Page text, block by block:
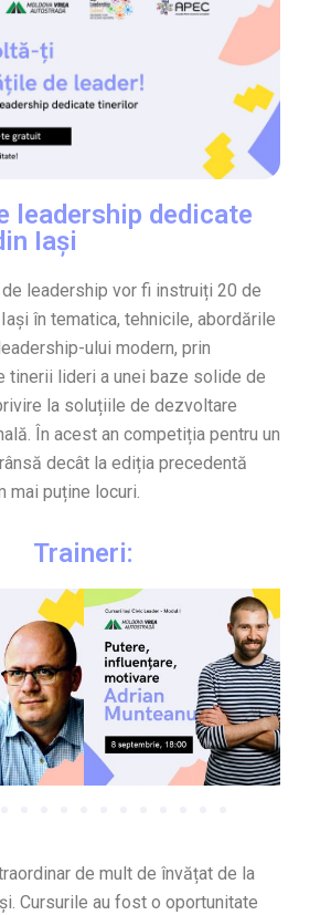
leadership dedicate
Iași
de leadership vor fi instruiți 20 de
în tematica, tehnicile, abordările
ului modern, prin
tinerii lideri a unei baze solide de
la soluțiile de dezvoltare
În acest an competiția pentru un
decât la ediția precedentă
mai puține locuri.
Traineri:
de mult de învățat de la
Cursurile au fost o oportunitate